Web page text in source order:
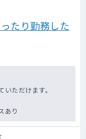
たり勤務した
ただけます。
あり